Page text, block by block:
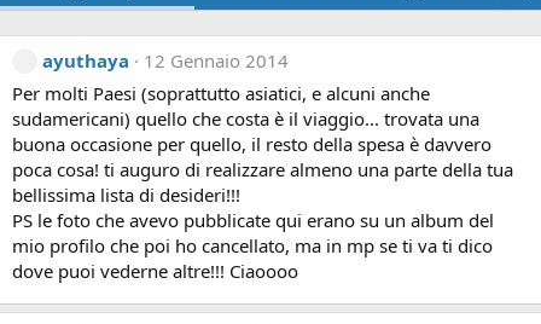
ayuthaya
12 Gennaio 2014
Per molti Paesi (soprattutto asiatici, e alcuni anche
sudamericani) quello che costa è il viaggio... trovata una
buona occasione per quello, il resto della spesa è davvero
poca cosa! ti auguro di realizzare almeno una parte della tua
bellissima lista di desideri!!!
PS le foto che avevo pubblicate qui erano su un album del
mio profilo che poi ho cancellato, ma in mp se ti va ti dico
dove puoi vederne altre!!! Ciaoooo